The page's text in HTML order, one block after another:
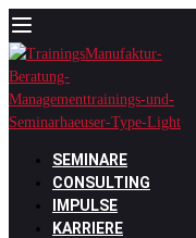
Zum
Inhalt
springen
SEMINARE
CONSULTING
IMPULSE
KARRIERE